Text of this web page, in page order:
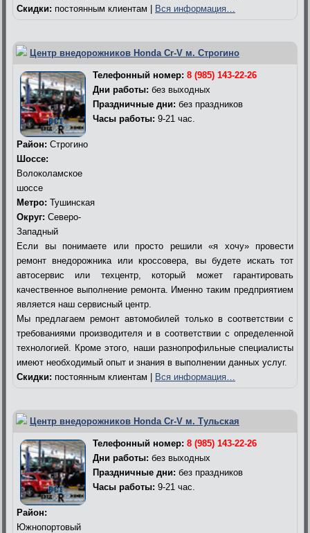
Скидки: постоянным клиентам | Вся информация…
Центр внедорожников Honda Cr-V м. Строгино
Телефонный номер: 8 (985) 143-22-26
Дни работы: без выходных
Праздничные дни: без праздников
Часы работы: 9-21 час.
Район: Строгино
Шоссе:
Волоколамское
шоссе
Метро: Тушинская
Округ: Северо-
Западный
Если вы понимаете или просто решили «я хочу» провести
ремонт внедорожника или кроссовера, вы будете искать тот
автосервис или техцентр, который может гарантировать
качественное выполнение ремонта. Именно таким предприятием
является наш сервисный центр.
Мы предлагаем ремонт автомобилей только в соответствии с
требованиями производителя и в соответствии с определенной
технологией. Кроме этого, наши разнопрофильные специалисты
имеют необходимый опыт и знания в выполнении данных услуг.
Скидки: постоянным клиентам | Вся информация…
Центр внедорожников Honda Cr-V м. Тульская
Телефонный номер: 8 (985) 143-22-26
Дни работы: без выходных
Праздничные дни: без праздников
Часы работы: 9-21 час.
Район:
Южнопортовый